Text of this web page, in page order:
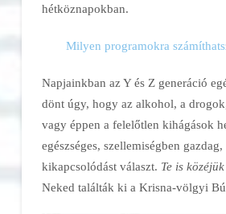
hétköznapokban.
Milyen programokra
Napjainkban az Y és Z generáció
dönt úgy, hogy az alkohol, a
vagy éppen a felelőtlen kihágások
egészséges, szellemiségben
kikapcsolódást választ. Te is
Neked találták ki a Krisna-völgyi